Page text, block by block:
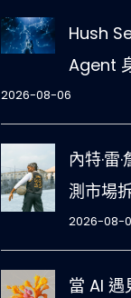
Hush
Agent
2026-08-06
內特·雷
測市場
2026-08-
當 AI